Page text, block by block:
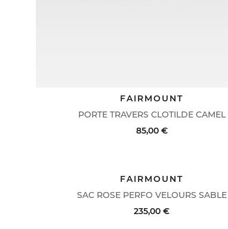
PORTE TRAVERS CLOTILDE CAMEL
FAIRMOUNT
85,00 €
ACHAT RAPIDE VOIR LE DÉTAIL
SAC ROSE PERFO VELOURS SABLE
FAIRMOUNT
235,00 €